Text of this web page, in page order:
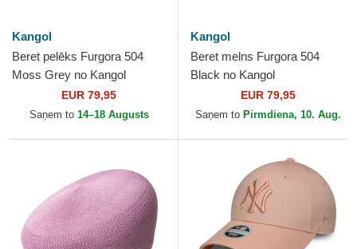
Kangol
Beret pelēks Furgora 504
Moss Grey no Kangol
EUR 79,95
Saņem to 14–18 Augusts
Kangol
Beret melns Furgora 504
Black no Kangol
EUR 79,95
Saņem to Pirmdiena, 10. Aug.